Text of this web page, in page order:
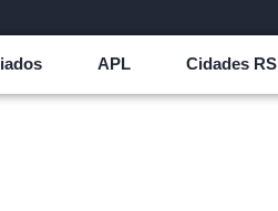
APL Cidades RS